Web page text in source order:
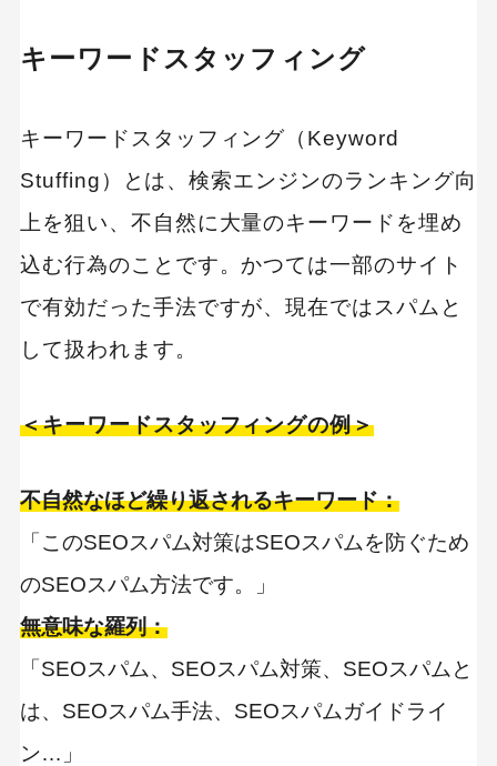
キーワードスタッフィング
キーワードスタッフィング（Keyword
Stuffing）とは、検索エンジンのランキング向
上を狙い、不自然に大量のキーワードを埋め
込む行為のことです。かつては一部のサイト
で有効だった手法ですが、現在ではスパムと
して扱われます。
＜キーワードスタッフィングの例＞
不自然なほど繰り返されるキーワード：
「このSEOスパム対策はSEOスパムを防ぐため
のSEOスパム方法です。」
無意味な羅列：
「SEOスパム、SEOスパム対策、SEOスパムと
は、SEOスパム手法、SEOスパムガイドライ
ン…」